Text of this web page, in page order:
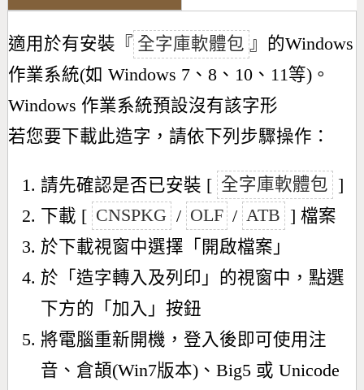
適用於有安裝『 全字庫軟體包 』的Windows
作業系統(如 Windows 7、8、10、11等)。
Windows 作業系統預設沒有該字形
若您要下載此造字，請依下列步驟操作：
請先確認是否已安裝 [ 全字庫軟體包 ]
下載 [ CNSPKG / OLF / ATB ] 檔案
於下載視窗中選擇「開啟檔案」
於「造字轉入及列印」的視窗中，點選
下方的「加入」按鈕
將電腦重新開機，登入後即可使用注
音、倉頡(Win7版本)、Big5 或 Unicode